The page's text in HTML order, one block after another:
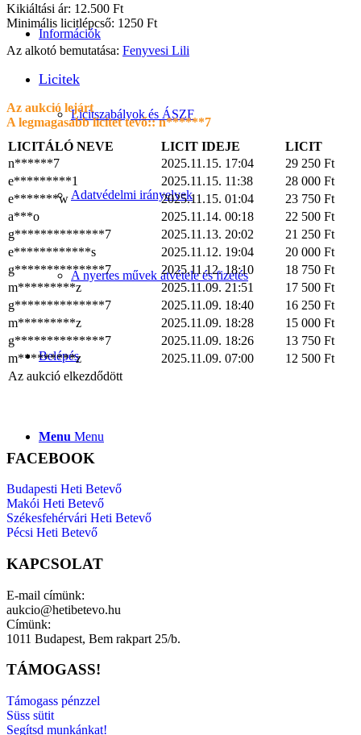
Információk
Licitszabályok és ÁSZF
Adatvédelmi irányelvek
A nyertes művek átvétele és fizetés
Belépés
Menu Menu
Kikiáltási ár: 12.500 Ft
Minimális licitlépcső: 1250 Ft
Az alkotó bemutatása: Fenyvesi Lili
Licitek
Az aukció lejárt
A legmagasabb licitet tevő::n******7
LICITÁLÓ NEVE
LICIT IDEJE
LICIT
n******7
2025.11.15. 17:04 29 250 Ft
e*********1
2025.11.15. 11:38 28 000 Ft
e*******w
2025.11.15. 01:04 23 750 Ft
a***o
2025.11.14. 00:18 22 500 Ft
g**************7
2025.11.13. 20:02 21 250 Ft
e************s
2025.11.12. 19:04 20 000 Ft
g**************7
2025.11.12. 18:10 18 750 Ft
m*********z
2025.11.09. 21:51 17 500 Ft
g**************7
2025.11.09. 18:40 16 250 Ft
m*********z
2025.11.09. 18:28 15 000 Ft
g**************7
2025.11.09. 18:26 13 750 Ft
m*********z
2025.11.09. 07:00 12 500 Ft
Az aukció elkezdődött
FACEBOOK
Budapesti Heti Betevő
Makói Heti Betevő
Székesfehérvári Heti Betevő
Pécsi Heti Betevő
KAPCSOLAT
E-mail címünk:
aukcio@hetibetevo.hu
Címünk:
1011 Budapest, Bem rakpart 25/b.
TÁMOGASS!
Támogass pénzzel
Süss sütit
Segítsd munkánkat!